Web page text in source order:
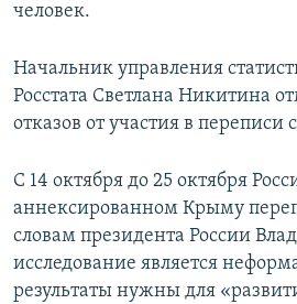
человек.
Начальник управления
Росстата Светлана Никитина
отказов от участия в переписи
С 14 октября до 25 октября
аннексированном Крыму
словам президента России
исследование является
результаты нужны для